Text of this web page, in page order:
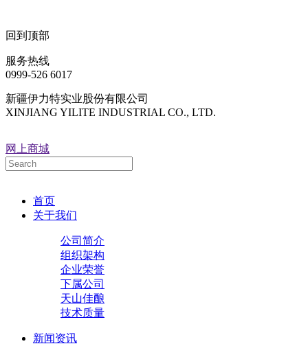
回到顶部
服务热线
0999-526 6017
新疆伊力特实业股份有限公司
XINJIANG YILITE INDUSTRIAL CO., LTD.
网上商城
首页
关于我们
公司简介
组织架构
企业荣誉
下属公司
天山佳酿
技术质量
新闻资讯